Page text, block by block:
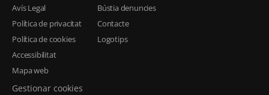
Avís Legal
Política de privacitat
Política de cookies
Accessibilitat
Mapa web
Gestionar cookies
Bústia denuncies
Contacte
Logotips